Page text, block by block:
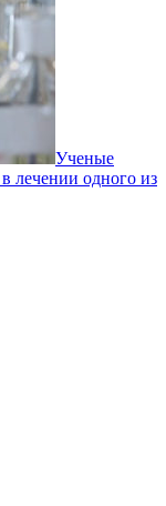
Ученые
лечении одного из